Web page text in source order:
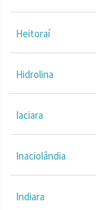
Heitoraí
Hidrolina
Iaciara
Inaciolândia
Indiara